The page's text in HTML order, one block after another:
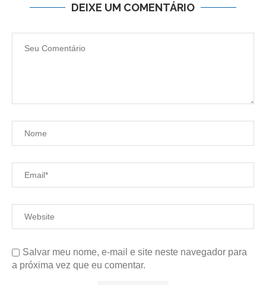
DEIXE UM COMENTÁRIO
Salvar meu nome, e-mail e site neste navegador para
a próxima vez que eu comentar.